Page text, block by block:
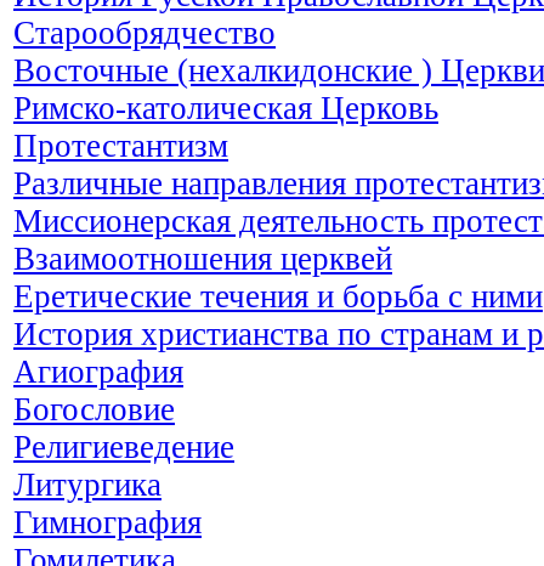
Старообрядчество
Восточные (нехалкидонские ) Церкви
Римско-католическая Церковь
Протестантизм
Различные направления
Миссионерская деятельность
Взаимоотношения церквей
Еретические течения и борьба с ними
История христианства по странам и
Агиография
Богословие
Религиеведение
Литургика
Гимнография